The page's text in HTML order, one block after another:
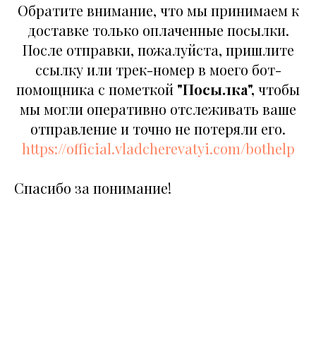
Обратите внимание, что мы принимаем к
доставке только оплаченные посылки.
После отправки, пожалуйста, пришлите
ссылку или трек-номер в моего бот-
помощника c пометкой "Посылка", чтобы
мы могли оперативно отслеживать ваше
отправление и точно не потеряли его.
https://official.vladcherevatyi.com/bothelp
Спасибо за понимание!